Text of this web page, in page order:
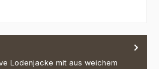
Lodenjacke mit aus weichem